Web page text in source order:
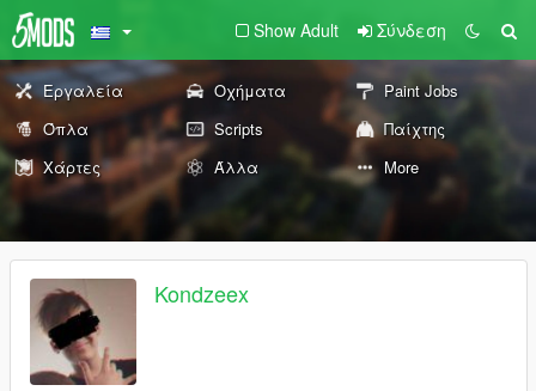
Show Adult Σύνδεση
Εργαλεία Οχήματα
Paint Jobs
Όπλα
Scripts
Παίχτης
Χάρτες
Άλλα More
Kondzeex